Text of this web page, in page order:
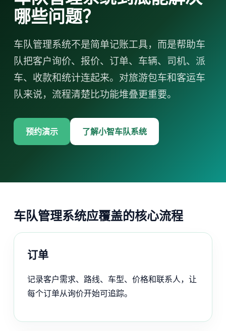
哪些问题？
车队管理系统不是简单记账工具，而是帮助车
队把客户询价、报价、订单、车辆、司机、派
车、收款和统计连起来。对旅游包车和客运车
队来说，流程清楚比功能堆叠更重要。
预约演示 了解小智车队系统
车队管理系统应覆盖的核心流程
订单
记录客户需求、路线、车型、价格和联系人，让
每个订单从询价开始可追踪。